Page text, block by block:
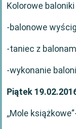
Kolorowe
-balonowe
-taniec z
-wykonanie
Piątek
,,Mole